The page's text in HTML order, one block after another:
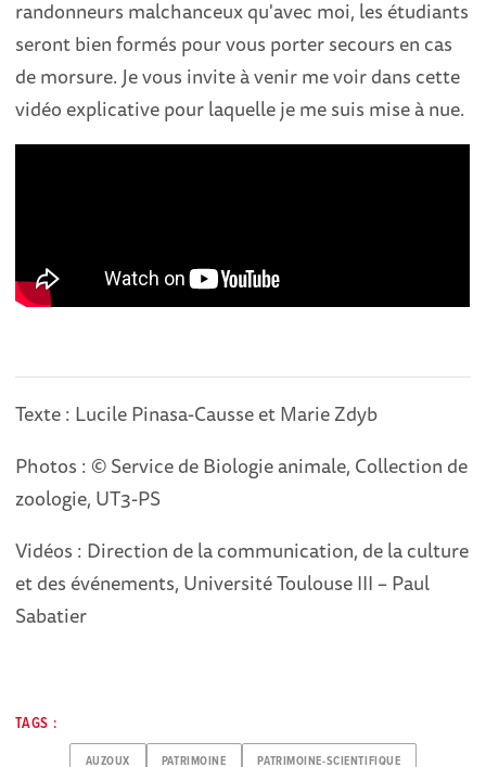
randonneurs malchanceux qu'avec moi, les étudiants
seront bien formés pour vous porter secours en cas
de morsure. Je vous invite à venir me voir dans cette
vidéo explicative pour laquelle je me suis mise à nue.
Texte : Lucile Pinasa-Causse et Marie Zdyb
Photos : © Service de Biologie animale, Collection de
zoologie, UT3-PS
Vidéos : Direction de la communication, de la culture
et des événements, Université Toulouse III – Paul
Sabatier
TAGS :
AUZOUX PATRIMOINE PATRIMOINE-SCIENTIFIQUE